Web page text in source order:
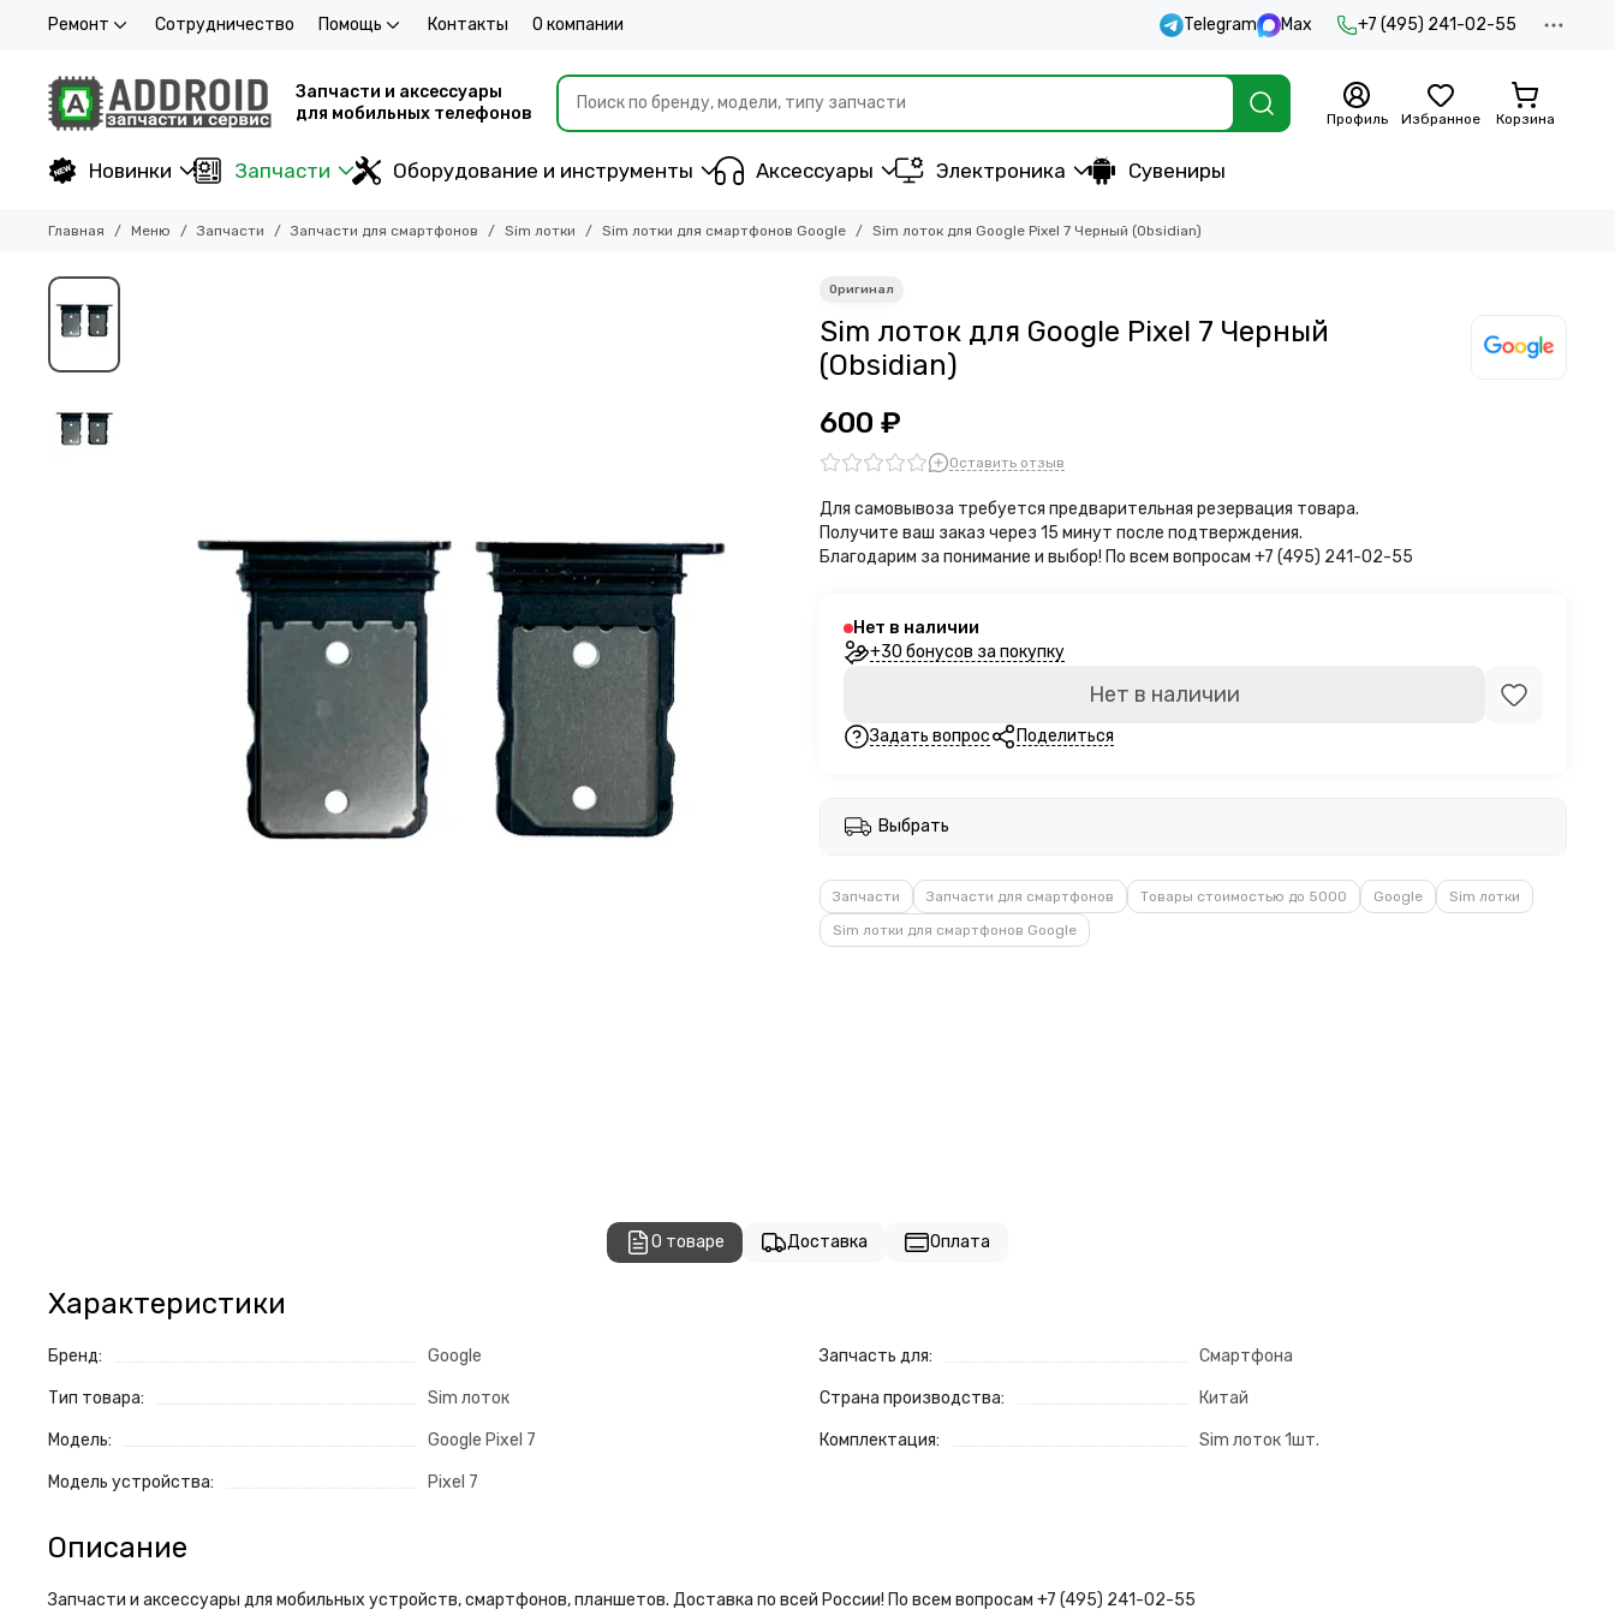
Ремонт Сотрудничество Помощь Контакты О компании Telegram Max +7 (495) 241-02-55
Запчасти и аксессуары
для мобильных телефонов
Профиль Избранное Корзина
Новинки Запчасти Оборудование и инструменты Аксессуары Электроника Сувениры
Главная Меню Запчасти Запчасти для смартфонов Sim лотки Sim лотки для смартфонов Google Sim лоток для Google Pixel 7 Черный (Obsidian)
Sim лоток для Google Pixel 7 Черный
(Obsidian)
600 ₽
Оставить отзыв
Для самовывоза требуется предварительная резервация товара.
Получите ваш заказ через 15 минут после подтверждения.
Благодарим за понимание и выбор! По всем вопросам +7 (495) 241-02-55
Нет в наличии
+30 бонусов за покупку
Нет в наличии
Задать вопрос Поделиться
Выбрать
Запчасти Запчасти для смартфонов Товары стоимостью до 5000 Google
Sim лотки
Sim лотки для смартфонов Google
О товаре Доставка Оплата
Характеристики
Бренд: Google
Тип товара: Sim лоток
Модель: Google Pixel 7
Модель устройства: Pixel 7
Запчасть для: Смартфона
Страна производства: Китай
Комплектация: Sim лоток 1шт.
Описание
Запчасти и аксессуары для мобильных устройств, смартфонов, планшетов. Доставка по всей России! По всем вопросам +7 (495) 241-02-55